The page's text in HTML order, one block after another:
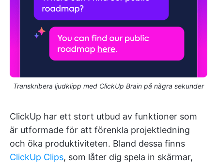
Transkribera ljudklipp med ClickUp Brain på några sekunder
ClickUp har ett stort utbud av funktioner som
är utformade för att förenkla projektledning
och öka produktiviteten. Bland dessa finns
ClickUp Clips, som låter dig spela in skärmar,